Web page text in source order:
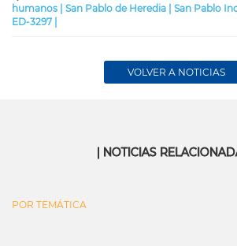
humanos | San Pablo de Heredia | San Pablo
ED-3297 |
VOLVER A NOTICIAS
| NOTICIAS
POR TEMÁTICA